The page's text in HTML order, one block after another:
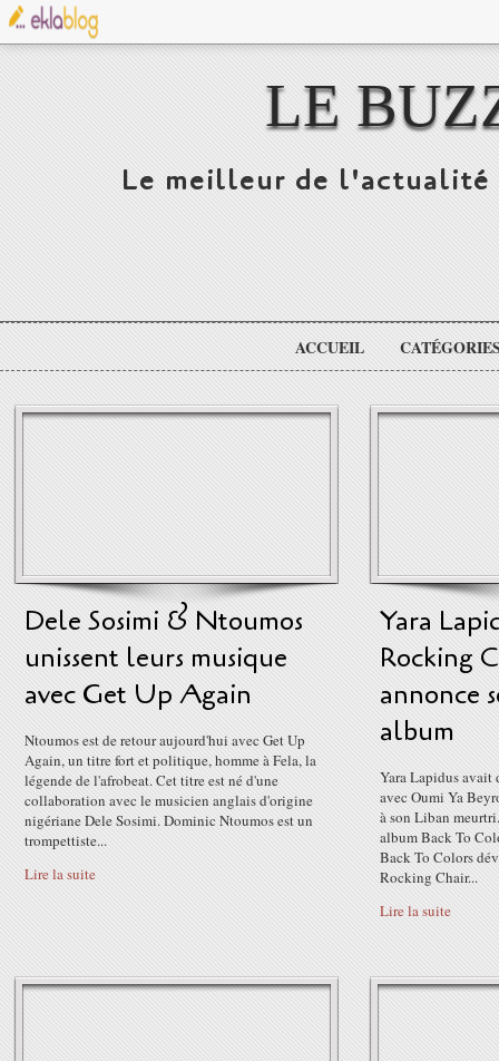
LE
Le meilleur de
ACCUEIL
Dele Sosimi & Ntoumos
unissent leurs musique
avec Get Up Again
Ntoumos est de retour aujourd'hui avec Get Up
Again, un titre fort et politique, homme à Fela, la
légende de l'afrobeat. Cet titre est né d'une
collaboration avec le musicien anglais d'origine
nigériane Dele Sosimi. Dominic Ntoumos est un
trompettiste...
Lire la suite
Yara
Rocking
annonce
album
Yara Lapidus avait
avec Oumi Ya
à son Liban
album Back To
Back To Colors
Rocking Chair...
Lire la suite